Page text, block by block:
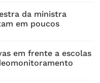
da ministra
em poucos
em frente a escolas